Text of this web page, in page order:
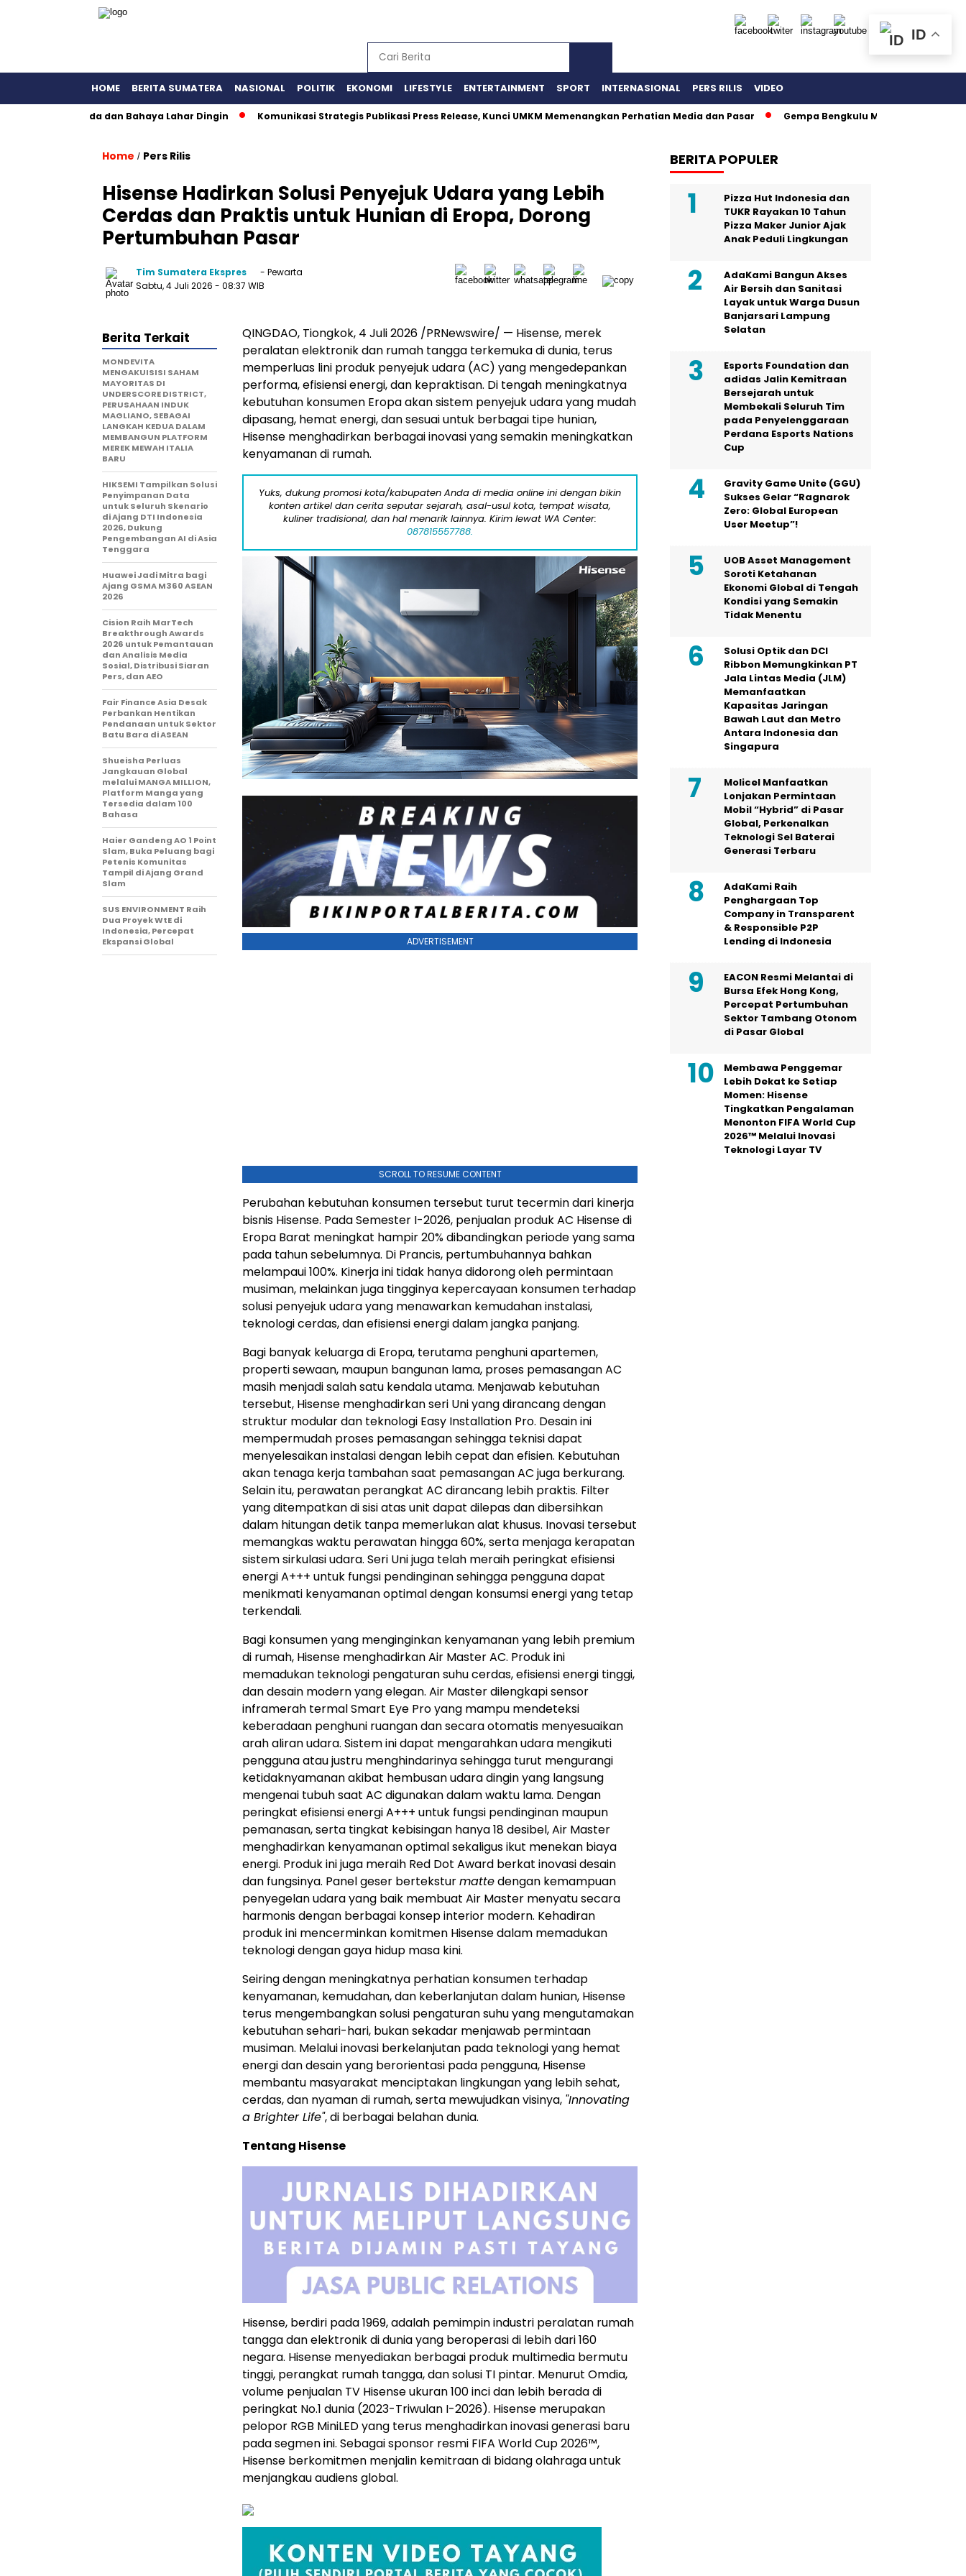
HOME BERITA SUMATERA NASIONAL POLITIK EKONOMI LIFESTYLE ENTERTAINMENT SPORT INTERNASIONAL PERS RILIS VIDEO
Waspada dan Bahaya Lahar Dingin Komunikasi Strategis Publikasi Press Release, Kunci UMKM Memenangkan Perhatian Media dan Pasar Gempa Bengkulu Magnitudo 6.3 Rusak 197
Home / Pers Rilis
Hisense Hadirkan Solusi Penyejuk Udara yang Lebih
Cerdas dan Praktis untuk Hunian di Eropa, Dorong
Pertumbuhan Pasar
Tim Sumatera Ekspres
- Pewarta
Sabtu, 4 Juli 2026 - 08:37 WIB
QINGDAO, Tiongkok, 4 Juli 2026 /PRNewswire/ — Hisense, merek
peralatan elektronik dan rumah tangga terkemuka di dunia, terus
memperluas lini produk penyejuk udara (AC) yang mengedepankan
performa, efisiensi energi, dan kepraktisan. Di tengah meningkatnya
kebutuhan konsumen Eropa akan sistem penyejuk udara yang mudah
dipasang, hemat energi, dan sesuai untuk berbagai tipe hunian,
Hisense menghadirkan berbagai inovasi yang semakin meningkatkan
kenyamanan di rumah.
Yuks, dukung promosi kota/kabupaten Anda di media online ini dengan bikin
konten artikel dan cerita seputar sejarah, asal-usul kota, tempat wisata,
kuliner tradisional, dan hal menarik lainnya. Kirim lewat WA Center:
087815557788.
ADVERTISEMENT
SCROLL TO RESUME CONTENT
Perubahan kebutuhan konsumen tersebut turut tecermin dari kinerja
bisnis Hisense. Pada Semester I-2026, penjualan produk AC Hisense di
Eropa Barat meningkat hampir 20% dibandingkan periode yang sama
pada tahun sebelumnya. Di Prancis, pertumbuhannya bahkan
melampaui 100%. Kinerja ini tidak hanya didorong oleh permintaan
musiman, melainkan juga tingginya kepercayaan konsumen terhadap
solusi penyejuk udara yang menawarkan kemudahan instalasi,
teknologi cerdas, dan efisiensi energi dalam jangka panjang.
Bagi banyak keluarga di Eropa, terutama penghuni apartemen,
properti sewaan, maupun bangunan lama, proses pemasangan AC
masih menjadi salah satu kendala utama. Menjawab kebutuhan
tersebut, Hisense menghadirkan seri Uni yang dirancang dengan
struktur modular dan teknologi Easy Installation Pro. Desain ini
mempermudah proses pemasangan sehingga teknisi dapat
menyelesaikan instalasi dengan lebih cepat dan efisien. Kebutuhan
akan tenaga kerja tambahan saat pemasangan AC juga berkurang.
Selain itu, perawatan perangkat AC dirancang lebih praktis. Filter
yang ditempatkan di sisi atas unit dapat dilepas dan dibersihkan
dalam hitungan detik tanpa memerlukan alat khusus. Inovasi tersebut
memangkas waktu perawatan hingga 60%, serta menjaga kerapatan
sistem sirkulasi udara. Seri Uni juga telah meraih peringkat efisiensi
energi A+++ untuk fungsi pendinginan sehingga pengguna dapat
menikmati kenyamanan optimal dengan konsumsi energi yang tetap
terkendali.
Bagi konsumen yang menginginkan kenyamanan yang lebih premium
di rumah, Hisense menghadirkan Air Master AC. Produk ini
memadukan teknologi pengaturan suhu cerdas, efisiensi energi tinggi,
dan desain modern yang elegan. Air Master dilengkapi sensor
inframerah termal Smart Eye Pro yang mampu mendeteksi
keberadaan penghuni ruangan dan secara otomatis menyesuaikan
arah aliran udara. Sistem ini dapat mengarahkan udara mengikuti
pengguna atau justru menghindarinya sehingga turut mengurangi
ketidaknyamanan akibat hembusan udara dingin yang langsung
mengenai tubuh saat AC digunakan dalam waktu lama. Dengan
peringkat efisiensi energi A+++ untuk fungsi pendinginan maupun
pemanasan, serta tingkat kebisingan hanya 18 desibel, Air Master
menghadirkan kenyamanan optimal sekaligus ikut menekan biaya
energi. Produk ini juga meraih Red Dot Award berkat inovasi desain
dan fungsinya. Panel geser berteksturmattedengan kemampuan
penyegelan udara yang baik membuat Air Master menyatu secara
harmonis dengan berbagai konsep interior modern. Kehadiran
produk ini mencerminkan komitmen Hisense dalam memadukan
teknologi dengan gaya hidup masa kini.
Seiring dengan meningkatnya perhatian konsumen terhadap
kenyamanan, kemudahan, dan keberlanjutan dalam hunian, Hisense
terus mengembangkan solusi pengaturan suhu yang mengutamakan
kebutuhan sehari-hari, bukan sekadar menjawab permintaan
musiman. Melalui inovasi berkelanjutan pada teknologi yang hemat
energi dan desain yang berorientasi pada pengguna, Hisense
membantu masyarakat menciptakan lingkungan yang lebih sehat,
cerdas, dan nyaman di rumah, serta mewujudkan visinya, "Innovating
a Brighter Life", di berbagai belahan dunia.
Tentang Hisense
Hisense, berdiri pada 1969, adalah pemimpin industri peralatan rumah
tangga dan elektronik di dunia yang beroperasi di lebih dari 160
negara. Hisense menyediakan berbagai produk multimedia bermutu
tinggi, perangkat rumah tangga, dan solusi TI pintar. Menurut Omdia,
volume penjualan TV Hisense ukuran 100 inci dan lebih berada di
peringkat No.1 dunia (2023-Triwulan I-2026). Hisense merupakan
pelopor RGB MiniLED yang terus menghadirkan inovasi generasi baru
pada segmen ini. Sebagai sponsor resmi FIFA World Cup 2026™,
Hisense berkomitmen menjalin kemitraan di bidang olahraga untuk
menjangkau audiens global.
Berita Terkait
MONDEVITA
MENGAKUISISI SAHAM
MAYORITAS DI
UNDERSCORE DISTRICT,
PERUSAHAAN INDUK
MAGLIANO, SEBAGAI
LANGKAH KEDUA DALAM
MEMBANGUN PLATFORM
MEREK MEWAH ITALIA
BARU
HIKSEMI Tampilkan Solusi
Penyimpanan Data
untuk Seluruh Skenario
di Ajang DTI Indonesia
2026, Dukung
Pengembangan AI di Asia
Tenggara
Huawei Jadi Mitra bagi
Ajang GSMA M360 ASEAN
2026
Cision Raih MarTech
Breakthrough Awards
2026 untuk Pemantauan
dan Analisis Media
Sosial, Distribusi Siaran
Pers, dan AEO
Fair Finance Asia Desak
Perbankan Hentikan
Pendanaan untuk Sektor
Batu Bara di ASEAN
Shueisha Perluas
Jangkauan Global
melalui MANGA MILLION,
Platform Manga yang
Tersedia dalam 100
Bahasa
Haier Gandeng AO 1 Point
Slam, Buka Peluang bagi
Petenis Komunitas
Tampil di Ajang Grand
Slam
SUS ENVIRONMENT Raih
Dua Proyek WtE di
Indonesia, Percepat
Ekspansi Global
BERITA POPULER
Pizza Hut Indonesia dan
TUKR Rayakan 10 Tahun
Pizza Maker Junior Ajak
Anak Peduli Lingkungan
AdaKami Bangun Akses
Air Bersih dan Sanitasi
Layak untuk Warga Dusun
Banjarsari Lampung
Selatan
Esports Foundation dan
adidas Jalin Kemitraan
Bersejarah untuk
Membekali Seluruh Tim
pada Penyelenggaraan
Perdana Esports Nations
Cup
Gravity Game Unite (GGU)
Sukses Gelar “Ragnarok
Zero: Global European
User Meetup”!
UOB Asset Management
Soroti Ketahanan
Ekonomi Global di Tengah
Kondisi yang Semakin
Tidak Menentu
Solusi Optik dan DCI
Ribbon Memungkinkan PT
Jala Lintas Media (JLM)
Memanfaatkan
Kapasitas Jaringan
Bawah Laut dan Metro
Antara Indonesia dan
Singapura
Molicel Manfaatkan
Lonjakan Permintaan
Mobil “Hybrid” di Pasar
Global, Perkenalkan
Teknologi Sel Baterai
Generasi Terbaru
AdaKami Raih
Penghargaan Top
Company in Transparent
& Responsible P2P
Lending di Indonesia
EACON Resmi Melantai di
Bursa Efek Hong Kong,
Percepat Pertumbuhan
Sektor Tambang Otonom
di Pasar Global
Membawa Penggemar
Lebih Dekat ke Setiap
Momen: Hisense
Tingkatkan Pengalaman
Menonton FIFA World Cup
2026™ Melalui Inovasi
Teknologi Layar TV
ID